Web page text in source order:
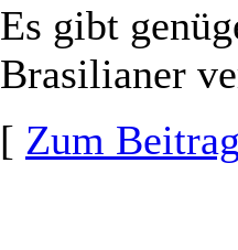
Es gibt
Brasilianer
[ Zum